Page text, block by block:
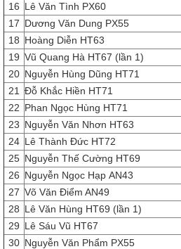
16 Lê Văn Tình PX60
17 Dương Văn Dung PX55
18 Hoàng Diễn HT63
19 Vũ Quang Hà HT67 (lần 1)
20 Nguyễn Hùng Dũng HT71
21
Đỗ Khắc Hiền HT71
22 Phan Ngọc Hùng HT71
23 Nguyễn Văn Nhơn HT63
24 Lê Thành Đức HT72
25 Nguyễn Thế Cường HT69
26 Nguyễn Ngọc Hạp AN43
27 Võ Văn Điểm AN49
28 Lê Văn Hùng HT69 (lần 1)
29 Lê Sáu Vũ HT67
30 Nguyễn Văn Phẩm PX55